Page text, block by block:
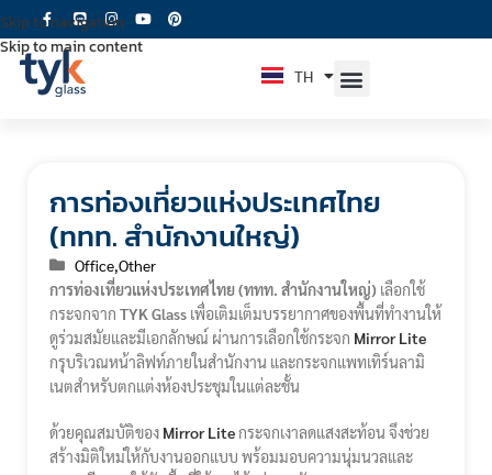
Skip to navigation
Skip to main content
TH
EN
การท่องเที่ยวแห่งประเทศไทย
(ททท. สำนักงานใหญ่)
Office,Other
การท่องเที่ยวแห่งประเทศไทย (ททท. สำนักงานใหญ่) เลือกใช้
กระจกจาก TYK Glass เพื่อเติมเต็มบรรยากาศของพื้นที่ทำงานให้
ดูร่วมสมัยและมีเอกลักษณ์ ผ่านการเลือกใช้กระจก Mirror Lite
กรุบริเวณหน้าลิฟท์ภายในสำนักงาน และกระจกแพทเทิร์นลามิ
เนตสำหรับตกแต่งห้องประชุมในแต่ละชั้น
ด้วยคุณสมบัติของ Mirror Liteกระจกเงาลดแสงสะท้อน จึงช่วย
สร้างมิติใหม่ให้กับงานออกแบบ พร้อมมอบความนุ่มนวลและ